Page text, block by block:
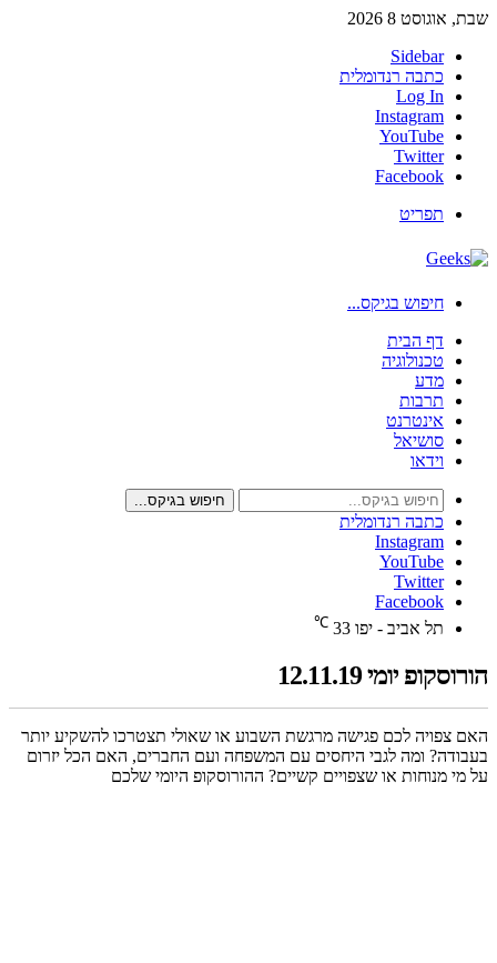
שבת, אוגוסט 8 2026
Sidebar
כתבה רנדומלית
Log In
Instagram
YouTube
Twitter
Facebook
תפריט
חיפוש בגיקס...
דף הבית
טכנולוגיה
מדע
תרבות
אינטרנט
סושיאל
וידאו
חיפוש בגיקס...
כתבה רנדומלית
Instagram
YouTube
Twitter
Facebook
תל אביב - יפו 33
℃
הורוסקופ יומי 12.11.19
האם צפויה לכם פגישה מרגשת השבוע או שאולי תצטרכו להשקיע יותר
בעבודה? ומה לגבי היחסים עם המשפחה ועם החברים, האם הכל יזרום
על מי מנוחות או שצפויים קשיים? ההורוסקופ היומי שלכם